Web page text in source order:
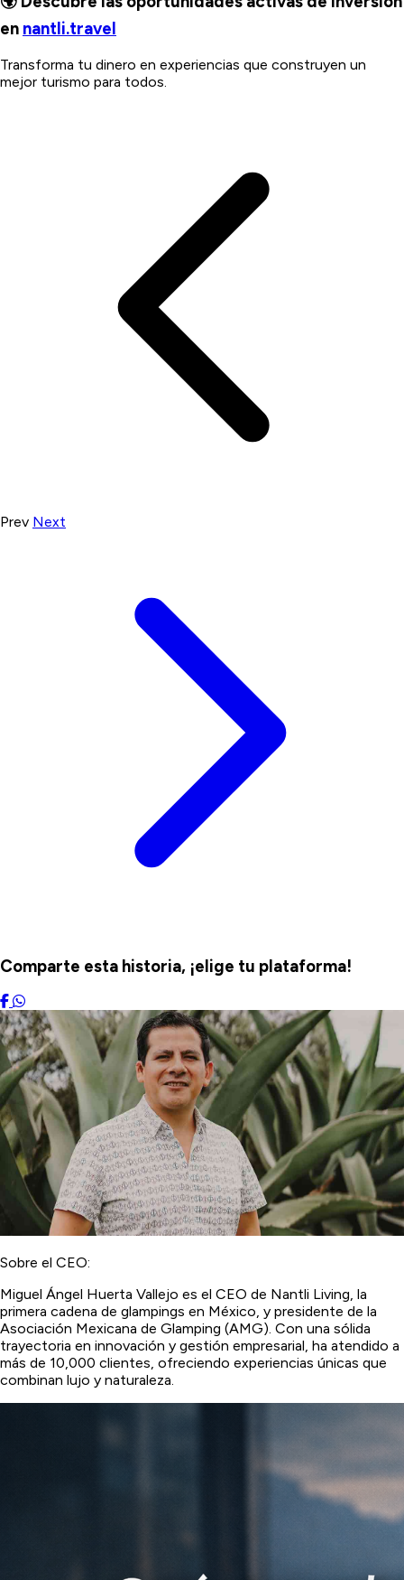
en nantli.travel
Transforma tu dinero en experiencias que construyen un
mejor turismo para todos.
Prev Next
Comparte esta historia, ¡elige tu plataforma!
Sobre el CEO:
Miguel Ángel Huerta Vallejo es el CEO de Nantli Living, la
primera cadena de glampings en México, y presidente de la
Asociación Mexicana de Glamping (AMG). Con una sólida
trayectoria en innovación y gestión empresarial, ha atendido a
más de 10,000 clientes, ofreciendo experiencias únicas que
combinan lujo y naturaleza.